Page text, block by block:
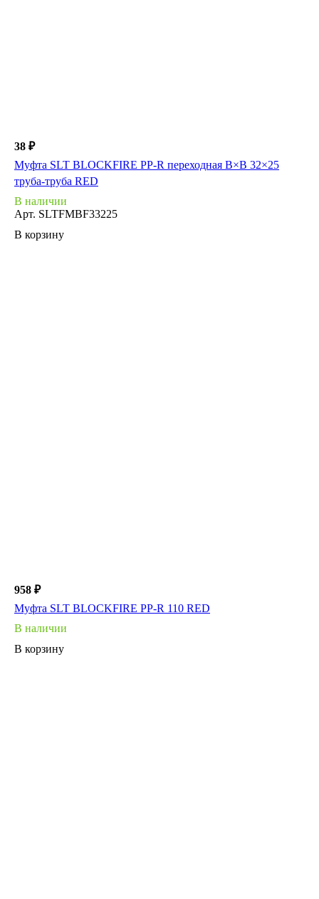
38 ₽
Муфта SLT BLOCKFIRE PP-R переходная В×В 32×25
труба-труба RED
В наличии
Арт. SLTFMBF33225
В корзину
958 ₽
Муфта SLT BLOCKFIRE PP-R 110 RED
В наличии
В корзину